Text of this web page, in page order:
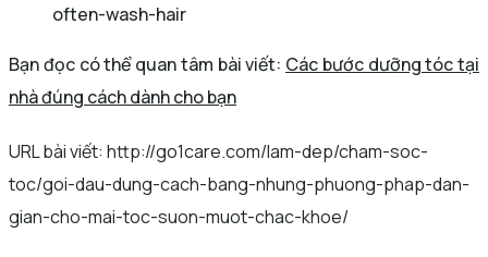
often-wash-hair
Bạn đọc có thể quan tâm bài viết: Các bước dưỡng tóc tại
nhà đúng cách dành cho bạn
URL bài viết: http://go1care.com/lam-dep/cham-soc-
toc/goi-dau-dung-cach-bang-nhung-phuong-phap-dan-
gian-cho-mai-toc-suon-muot-chac-khoe/